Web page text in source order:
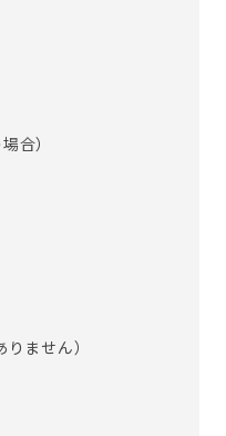
ョンを取ることもありま
、皆で声をかけ合える環
密接である事も、アズハ
りませんが、ご入居者
ほっこり癒されること
更範囲：会社の定める業
合）
ません）